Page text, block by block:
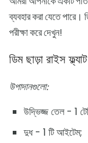
ব্যবহার করা যেতে পারে।
পরীক্ষা করে দেখুন!
ডিম ছাড়া রাইস
উপাদানগুলো:
উদ্ভিজ্জ তেল - 1
দুধ - 1 টি আইটেম;